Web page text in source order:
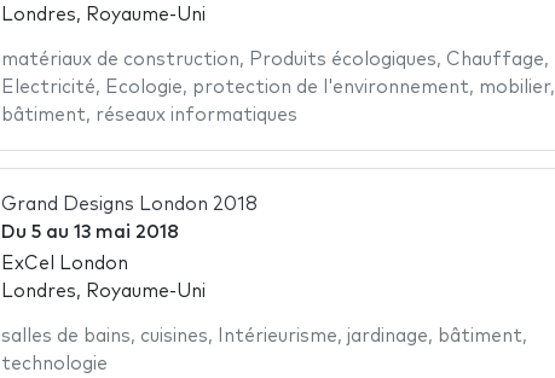
Londres, Royaume-Uni
matériaux de construction, Produits écologiques, Chauffage,
Electricité, Ecologie, protection de l'environnement, mobilier,
bâtiment, réseaux informatiques
Grand Designs London 2018
Du 5au 13 mai 2018
ExCel London
Londres, Royaume-Uni
salles de bains, cuisines, Intérieurisme, jardinage, bâtiment,
technologie